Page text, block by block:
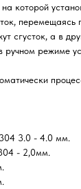
которой
перемещаясь
сгусток, а в
режиме
3.0 - 4.0 мм.
- 2,0мм.